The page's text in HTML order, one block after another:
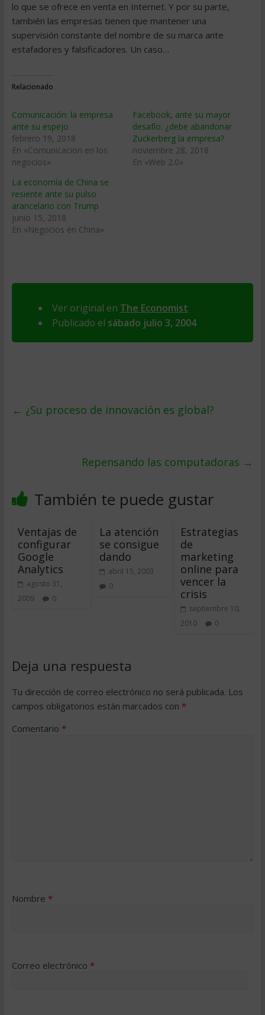
lo que se ofrece en venta en Internet. Y por su parte,
también las empresas tienen que mantener una
supervisión constante del nombre de su marca ante
estafadores y falsificadores. Un caso…
Relacionado
Comunicación: la empresa
ante su espejo
febrero 19, 2018
En «Comunicacion en los
negocios»
Facebook, ante su mayor
desafío: ¿debe abandonar
Zuckerberg la empresa?
noviembre 28, 2018
En «Web 2.0»
La economía de China se
resiente ante su pulso
arancelario con Trump
junio 15, 2018
En «Negocios en China»
Ver original en The Economist
Publicado el sábado julio 3, 2004
← ¿Su proceso de innovación es global?
Repensando las computadoras →
También te puede gustar
Ventajas de
configurar
Google
Analytics
agosto 31,
2009
0
La atención
se consigue
dando
abril 15, 2003
0
Estrategias
de
marketing
online para
vencer la
crisis
septiembre 10,
2010
0
Deja una respuesta
Tu dirección de correo electrónico no será publicada. Los
campos obligatorios están marcados con *
Comentario *
Nombre *
Correo electrónico *